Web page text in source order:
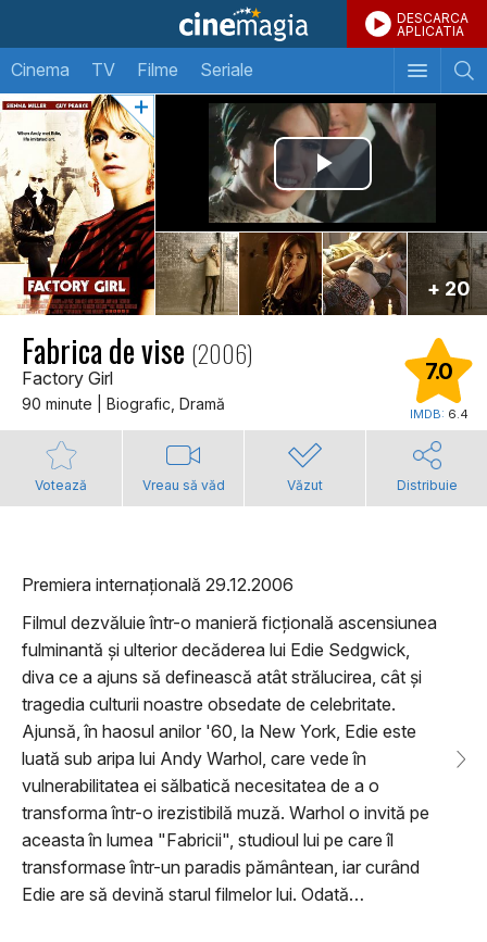
DESCARCA
APLICATIA
Cinema TV Filme Seriale
+ 20
Fabrica de vise (2006)
Factory Girl
90 minute | Biografic, Dramă
7.0
IMDB: 6.4
Votează Vreau să văd Văzut Distribuie
Premiera internațională 29.12.2006
Filmul dezvăluie într-o manieră ficțională ascensiunea
fulminantă și ulterior decăderea lui Edie Sedgwick,
diva ce a ajuns să definească atât strălucirea, cât și
tragedia culturii noastre obsedate de celebritate.
Ajunsă, în haosul anilor '60, la New York, Edie este
luată sub aripa lui Andy Warhol, care vede în
vulnerabilitatea ei sălbatică necesitatea de a o
transforma într-o irezistibilă muză. Warhol o invită pe
aceasta în lumea "Fabricii", studioul lui pe care îl
transformase într-un paradis pământean, iar curând
Edie are să devină starul filmelor lui. Odată…